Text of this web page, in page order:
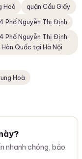
Hoà
quận Cầu Giấy
Phố Nguyễn Thị Định
Phố Nguyễn Thị Định
Quốc tại Hà Nội
Hoà
nhanh chóng, bảo